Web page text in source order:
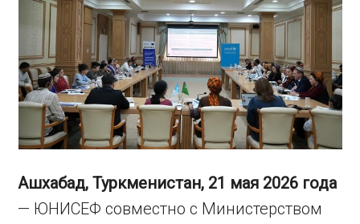
Ашхабад, Туркменистан, 21 мая 2026 года
— ЮНИСЕФ совместно с Министерством